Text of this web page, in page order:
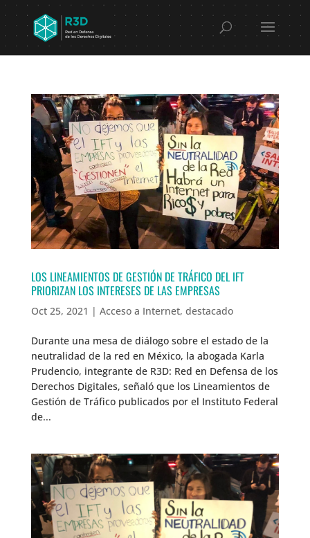
LOS LINEAMIENTOS DE GESTIÓN DE TRÁFICO DEL IFT
PRIORIZAN LOS INTERESES DE LAS EMPRESAS
Oct 25, 2021 | Acceso a Internet, destacado
Durante una mesa de diálogo sobre el estado de la
neutralidad de la red en México, la abogada Karla
Prudencio, integrante de R3D: Red en Defensa de los
Derechos Digitales, señaló que los Lineamientos de
Gestión de Tráfico publicados por el Instituto Federal
de...